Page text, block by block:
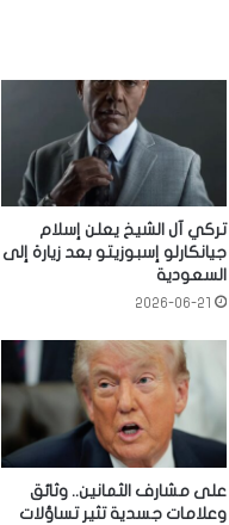
تركي آل الشيخ يعلن إسلام
جيانكارلو إسبوزيتو بعد زيارة إلى
السعودية
2026-06-21
على مشارف الثمانين.. وثائق
وعلامات جسدية تثير تساؤلات